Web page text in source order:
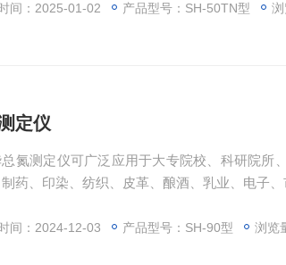
间：2025-01-02 产品型号：SH-50TN型
定仪
氮测定仪可广泛应用于大专院校、科研院所
药、印染、纺织、皮革、酿酒、乳业、电子
间：2024-12-03 产品型号：SH-90型 浏览